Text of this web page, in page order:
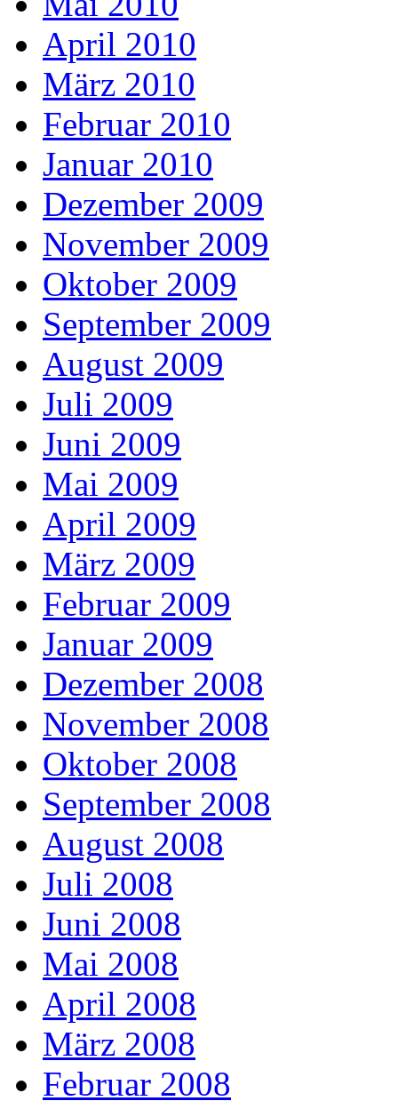
April 2010
März 2010
Februar 2010
Januar 2010
Dezember 2009
November 2009
Oktober 2009
September 2009
August 2009
Juli 2009
Juni 2009
Mai 2009
April 2009
März 2009
Februar 2009
Januar 2009
Dezember 2008
November 2008
Oktober 2008
September 2008
August 2008
Juli 2008
Juni 2008
Mai 2008
April 2008
März 2008
Februar 2008